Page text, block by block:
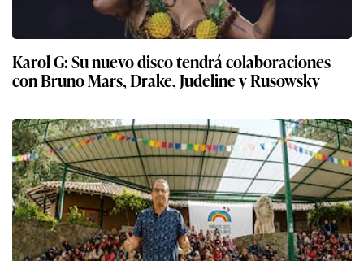
Karol G: Su nuevo disco tendrá colaboraciones
con Bruno Mars, Drake, Judeline y Rusowsky